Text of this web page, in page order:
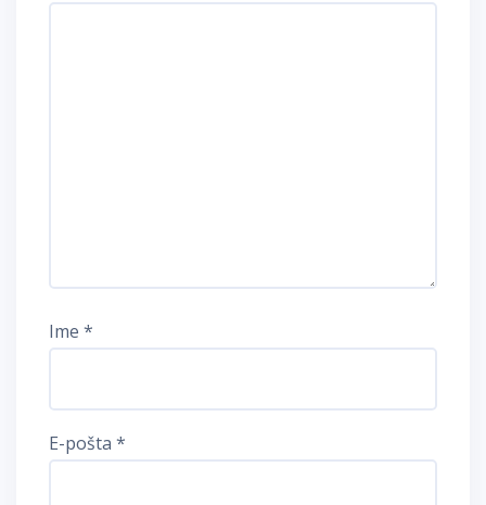
Ime *
E-pošta *